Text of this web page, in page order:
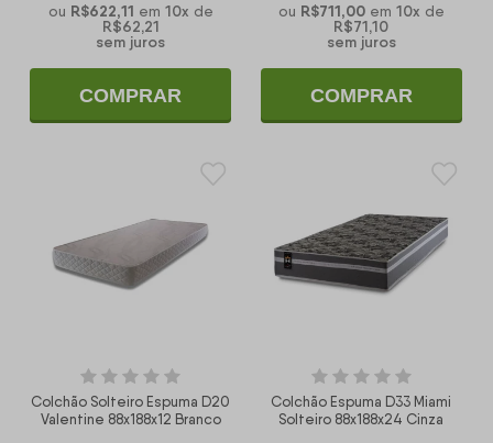
ou R$622,11 em 10x de
R$62,21
sem juros
COMPRAR
ou R$711,00em 10x de
R$71,10
sem juros
COMPRAR
Colchão Solteiro Espuma D20
Valentine 88x188x12 Branco
Colchão Espuma D33 Miami
Solteiro 88x188x24 Cinza